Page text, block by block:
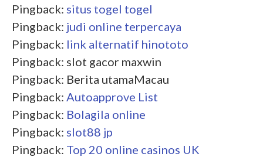
Pingback: situs togel togel
Pingback: judi online terpercaya
Pingback: link alternatif hinototo
Pingback: slot gacor maxwin
Pingback: Berita utamaMacau
Pingback: Autoapprove List
Pingback: Bolagila online
Pingback: slot88 jp
Pingback: Top 20 online casinos UK